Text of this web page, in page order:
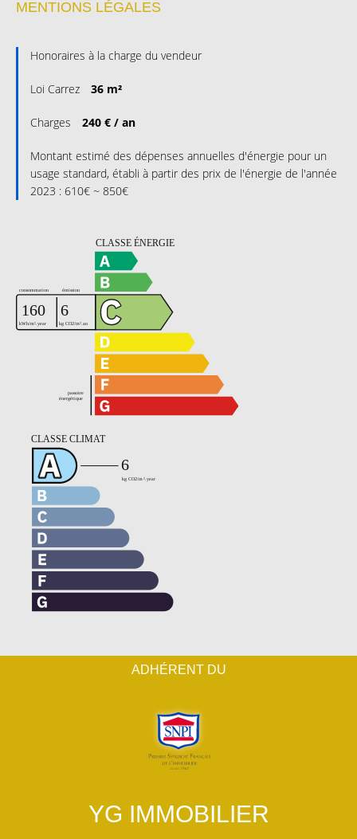
MENTIONS LÉGALES
Honoraires à la charge du vendeur
Loi Carrez 36 m²
Charges 240 € / an
Montant estimé des dépenses annuelles d'énergie pour un
usage standard, établi à partir des prix de l'énergie de l'année
2023 : 610€ ~ 850€
ADHÉRENT DU
YG IMMOBILIER